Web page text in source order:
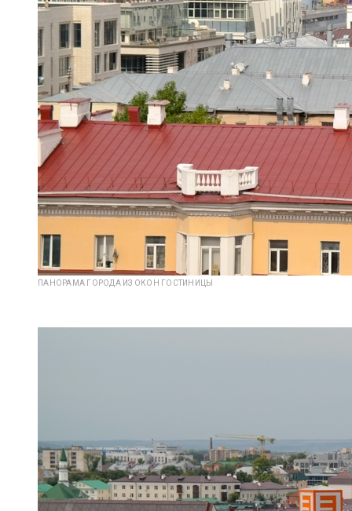
ПАНОРАМА ГОРОДА ИЗ ОКОН ГОСТИНИЦЫ